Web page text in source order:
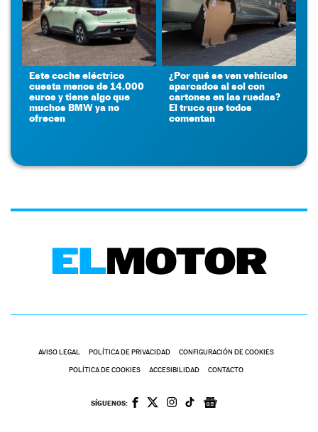
Este coche eléctrico
cuesta menos de 14.000
euros y tiene algo que
muchos BMW ya no
ofrecen
¿Por qué se ven vehículos
aparcados al sol con
cartones en las ruedas?
El truco que todos
comentan
AVISO LEGAL POLÍTICA DE PRIVACIDAD CONFIGURACIÓN DE COOKIES
POLÍTICA DE COOKIES ACCESIBILIDAD CONTACTO
SÍGUENOS: